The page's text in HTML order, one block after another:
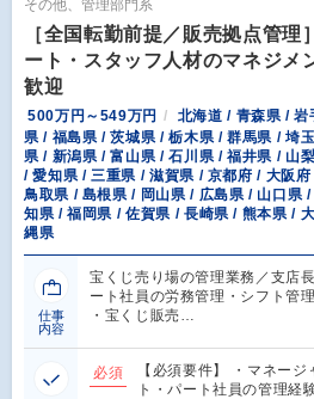
その他、管理部門系
［全国転勤前提／販売拠点管理
ート・スタッフ人材のマネジメ
歓迎
500万円～549万円
北海道 / 青森県 /
県 / 福島県 / 茨城県 / 栃木県 / 群馬県 / 埼
県 / 新潟県 / 富山県 / 石川県 / 福井県 / 山
/ 愛知県 / 三重県 / 滋賀県 / 京都府 / 大阪
鳥取県 / 島根県 / 岡山県 / 広島県 / 山口県
知県 / 福岡県 / 佐賀県 / 長崎県 / 熊本県 /
縄県
仕事
内容
宝くじ売り場の管理業務／支店
ート社員の労務管理・シフト管
・宝くじ販売…
必須
【必須要件】 ・マネー
ト・パート社員の管理経